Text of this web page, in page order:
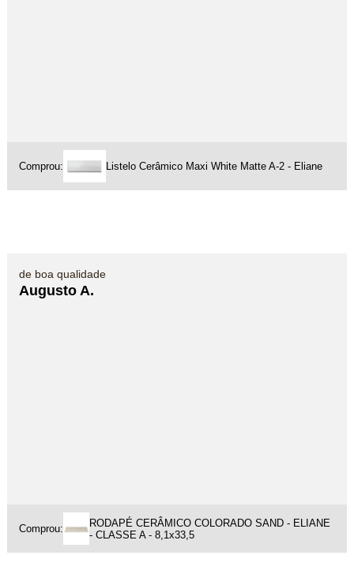
Comprou: Listelo Cerâmico Maxi White Matte A-2 - Eliane
de boa qualidade
Augusto A.
Comprou:
RODAPÉ CERÂMICO COLORADO SAND - ELIANE
- CLASSE A - 8,1x33,5